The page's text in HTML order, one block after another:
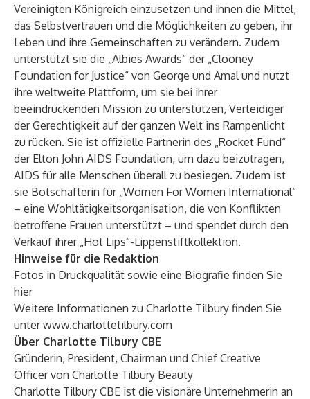
Vereinigten Königreich einzusetzen und ihnen die Mittel,
das Selbstvertrauen und die Möglichkeiten zu geben, ihr
Leben und ihre Gemeinschaften zu verändern. Zudem
unterstützt sie die „Albies Awards“ der „Clooney
Foundation for Justice“ von George und Amal und nutzt
ihre weltweite Plattform, um sie bei ihrer
beeindruckenden Mission zu unterstützen, Verteidiger
der Gerechtigkeit auf der ganzen Welt ins Rampenlicht
zu rücken. Sie ist offizielle Partnerin des „Rocket Fund“
der Elton John AIDS Foundation, um dazu beizutragen,
AIDS für alle Menschen überall zu besiegen. Zudem ist
sie Botschafterin für „Women For Women International“
– eine Wohltätigkeitsorganisation, die von Konflikten
betroffene Frauen unterstützt – und spendet durch den
Verkauf ihrer „Hot Lips“-Lippenstiftkollektion.
Hinweise für die Redaktion
Fotos in Druckqualität sowie eine Biografie finden Sie
hier
Weitere Informationen zu Charlotte Tilbury finden Sie
unterwww.charlottetilbury.com
Über Charlotte Tilbury CBE
Gründerin, President, Chairman und Chief Creative
Officer von Charlotte Tilbury Beauty
Charlotte Tilbury CBE ist die visionäre Unternehmerin an